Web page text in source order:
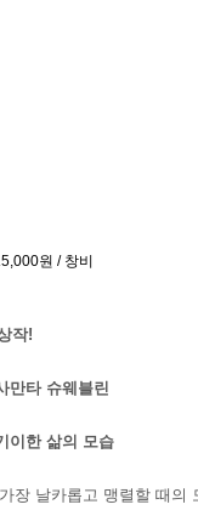
원 / 창비
작!
만타 슈웨블린
이한 삶의 모습
장 날카롭고 맹렬할 때의